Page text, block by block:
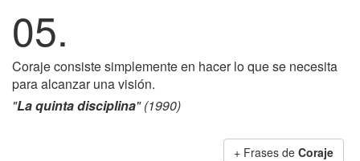
05.
Coraje consiste simplemente en hacer lo que se necesita
para alcanzar una visión.
"La quinta disciplina" (1990)
+ Frases de Coraje